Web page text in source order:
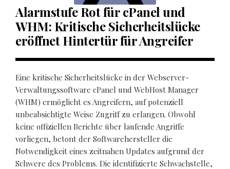
Alarmstufe Rot für cPanel und
WHM: Kritische Sicherheitslücke
eröffnet Hintertür für Angreifer
Eine kritische Sicherheitslücke in der Webserver-
Verwaltungssoftware cPanel und WebHost Manager
(WHM) ermöglicht es Angreifern, auf potenziell
unbeabsichtigte Weise Zugriff zu erlangen. Obwohl
keine offiziellen Berichte über laufende Angriffe
vorliegen, betont der Softwarehersteller die
Notwendigkeit eines zeitnahen Updates aufgrund der
Schwere des Problems. Die identifizierte Schwachstelle,